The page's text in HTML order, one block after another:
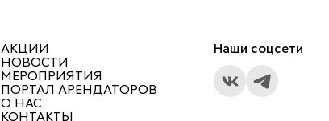
АКЦИИ
НОВОСТИ
МЕРОПРИЯТИЯ
ПОРТАЛ АРЕНДАТОРОВ
О НАС
КОНТАКТЫ
Наши соцсети